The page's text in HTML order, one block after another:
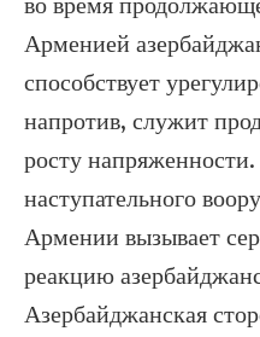
Арменией
способствует
напротив, служит
росту
наступательного
Армении вызывает
реакцию
Азербайджанская